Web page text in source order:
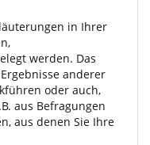
in Ihrer
werden. Das
anderer
oder auch,
aus Befragungen
aus denen Sie Ihre